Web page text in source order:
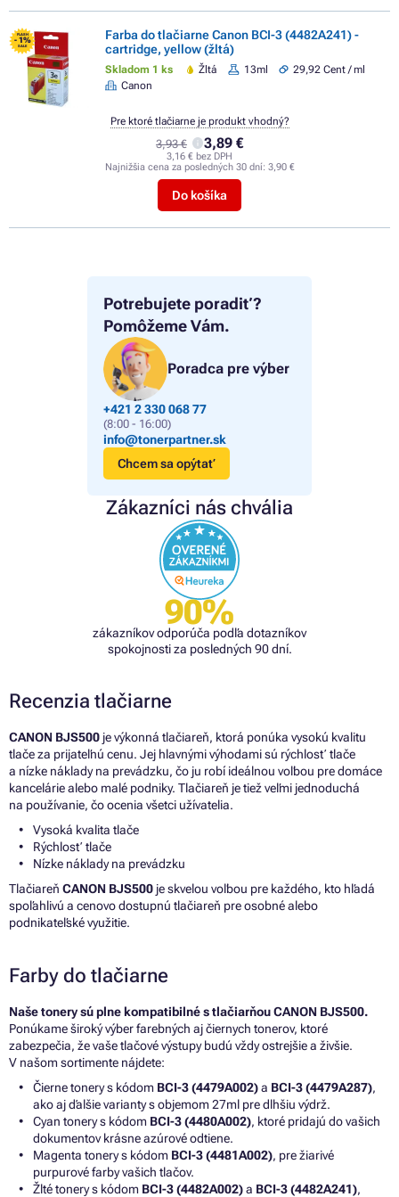
Potrebujete poradiť?
Pomôžeme Vám.
Poradca pre výber
+421 2 330 068 77
(8:00 - 16:00)
info@tonerpartner.sk
Chcem sa opýtať
Zákazníci nás chvália
90%
zákazníkov odporúča podľa dotazníkov
spokojnosti za posledných 90 dní.
FLASH
- 1%
SALE
Farba do tlačiarne Canon BCI-3 (4482A241) -
cartridge, yellow (žltá)
Skladom 1 ks Žltá 13ml
29,92 Cent / ml
Canon
3,93 € 3,89 €
3,16 € bez DPH
Najnižšia cena za posledných 30 dní: 3,90 €
Do košíka
Pre ktoré tlačiarne je produkt vhodný?
Recenzia tlačiarne
CANON BJS500 je výkonná tlačiareň, ktorá ponúka vysokú kvalitu
tlače za prijateľnú cenu. Jej hlavnými výhodami sú rýchlosť tlače
a nízke náklady na prevádzku, čo ju robí ideálnou voľbou pre domáce
kancelárie alebo malé podniky. Tlačiareň je tiež veľmi jednoduchá
na používanie, čo ocenia všetci užívatelia.
Vysoká kvalita tlače
Rýchlosť tlače
Nízke náklady na prevádzku
Tlačiareň CANON BJS500 je skvelou voľbou pre každého, kto hľadá
spoľahlivú a cenovo dostupnú tlačiareň pre osobné alebo
podnikateľské využitie.
Farby do tlačiarne
Naše tonery sú plne kompatibilné s tlačiarňou CANON BJS500.
Ponúkame široký výber farebných aj čiernych tonerov, ktoré
zabezpečia, že vaše tlačové výstupy budú vždy ostrejšie a živšie.
V našom sortimente nájdete:
Čierne tonery s kódom BCI-3 (4479A002)a BCI-3 (4479A287),
ako aj ďalšie varianty s objemom 27ml pre dlhšiu výdrž.
Cyan tonery s kódom BCI-3 (4480A002), ktoré pridajú do vašich
dokumentov krásne azúrové odtiene.
Magenta tonery s kódom BCI-3 (4481A002), pre žiarivé
purpurové farby vašich tlačov.
Žlté tonery s kódom BCI-3 (4482A002)a BCI-3 (4482A241),